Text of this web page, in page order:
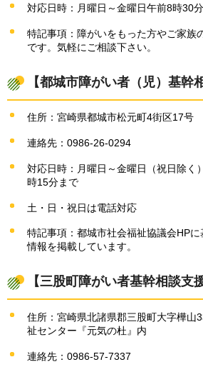
対応日時：月曜日～金曜日午前8時30
特記事項：障がいをもった方やご家族
です。気軽にご相談下さい。
【都城市障がい者（児）基幹
住所：宮崎県都城市松元町4街区17号
連絡先：0986-26-0294
対応日時：月曜日～金曜日（祝日除く
時15分まで
土・日・祝日は電話対応
特記事項：都城市社会福祉協議会HP
情報を掲載しています。
【三股町障がい者基幹相談支
住所：宮崎県北諸県郡三股町大字樺山
祉センター『元気の杜』内
連絡先：0986-57-7337